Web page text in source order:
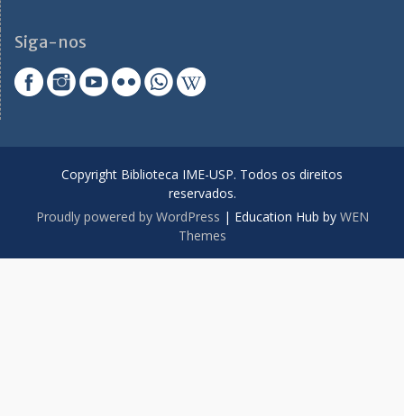
Siga-nos
Copyright Biblioteca IME-USP. Todos os direitos
reservados.
Proudly powered by WordPress | Education Hub by WEN
Themes